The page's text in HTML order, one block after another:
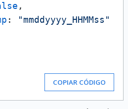
,
:
"mmddyyyy_HHMMss"
COPIAR CÓDIGO